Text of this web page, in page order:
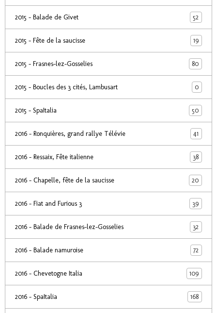
2015 - Balade de Givet 52
2015 - Fête de la saucisse 19
2015 - Frasnes-lez-Gosselies 80
2015 - Boucles des 3 cités, Lambusart 0
2015 - SpaItalia 50
2016 - Ronquières, grand rallye Télévie 41
2016 - Ressaix, Fête italienne 38
2016 - Chapelle, fête de la saucisse 20
2016 - Fiat and Furious 3 39
2016 - Balade de Frasnes-lez-Gosselies 32
2016 - Balade namuroise 72
2016 - Chevetogne Italia 109
2016 - SpaItalia 168